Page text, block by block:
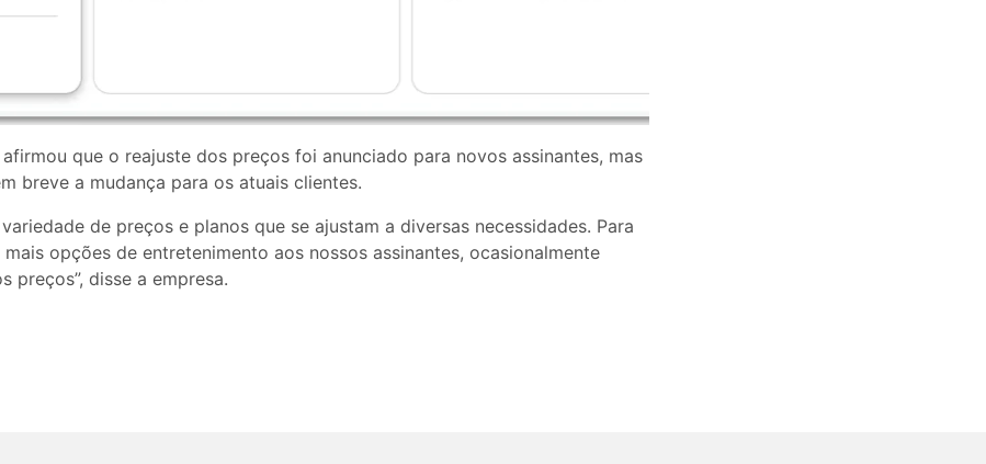
que o reajuste dos preços foi anunciado para novos assinantes, mas
breve a mudança para os atuais clientes.
de preços e planos que se ajustam a diversas necessidades. Para
opções de entretenimento aos nossos assinantes, ocasionalmente
preços”, disse a empresa.